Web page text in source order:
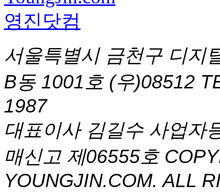
서울특별시 금천구 디지
B동 1001호 (우)08512
1987
대표이사 김길수 사업자
매신고 제06555호
YOUNGJIN.COM. ALL